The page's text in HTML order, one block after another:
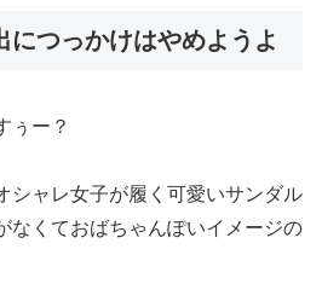
につっかけはやめようよ
ぅー？
シャレ女子が履く可愛いサンダル
なくておばちゃんぽいイメージの